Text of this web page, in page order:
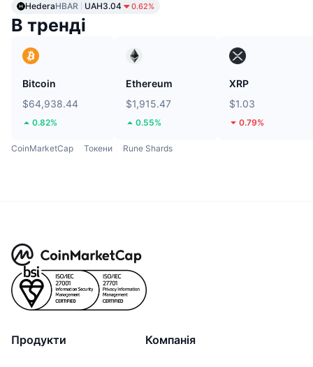
HederaHBAR UAH3.04 0.62%
В тренді
Bitcoin
$64,938.44
0.82%
Ethereum
$1,915.47
0.55%
XRP
$1.03
0.79%
CoinMarketCap Токени Rune Shards
Продукти Компанія